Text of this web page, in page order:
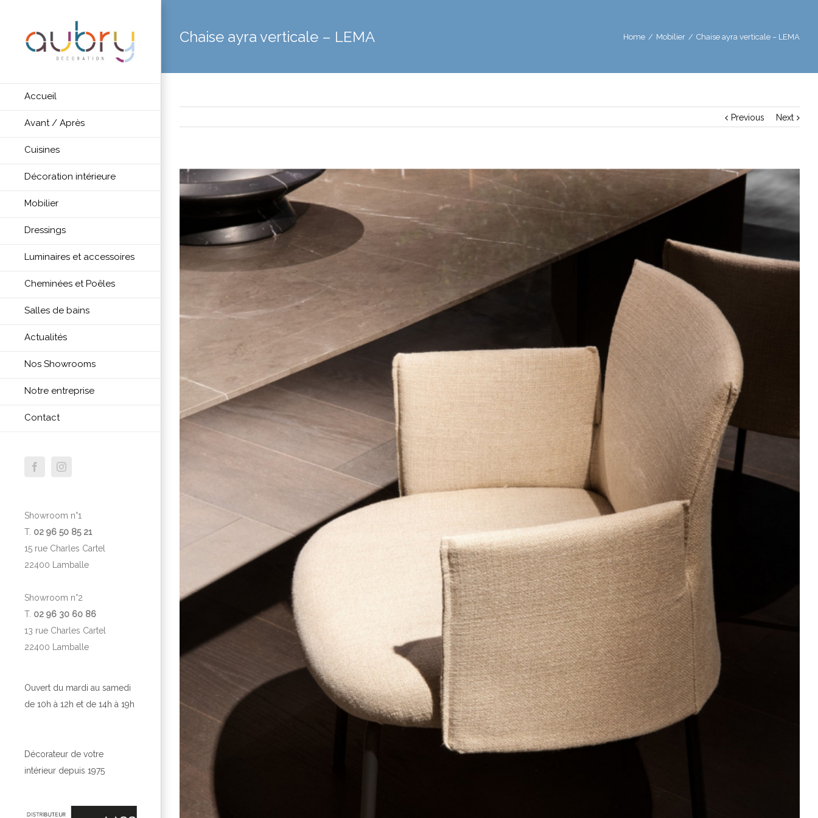
Accueil
Avant / Après
Cuisines
Décoration intérieure
Mobilier
Dressings
Luminaires et accessoires
Cheminées et Poêles
Salles de bains
Actualités
Nos Showrooms
Notre entreprise
Contact
FacebookInstagram
Showroom n°1
T. 02 96 50 85 21
15 rue Charles Cartel
22400 Lamballe
Showroom n°2
T. 02 96 30 60 86
13 rue Charles Cartel
22400 Lamballe
Ouvert du mardi au samedi
de 10h à 12h et de 14h à 19h
Décorateur de votre
intérieur depuis 1975
Chaise ayra verticale – LEMA Home / Mobilier / Chaise ayra verticale – LEMA
Previous Next